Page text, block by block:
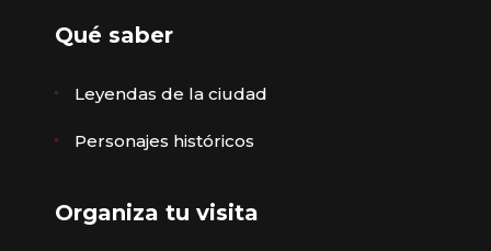
Qué saber
Leyendas de la ciudad
Personajes históricos
Organiza tu visita